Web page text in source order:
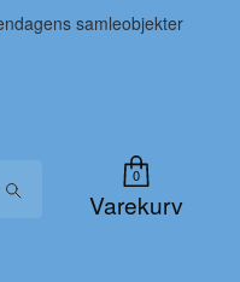
samleobjekter
0
Varekurv